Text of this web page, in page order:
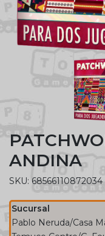
ANDINA
SKU: 68566110872034
Sucursal
Pablo Neruda/Casa